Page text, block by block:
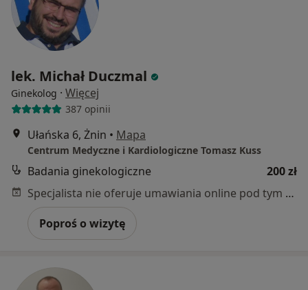
lek. Michał Duczmal
Ginekolog · Więcej
387 opinii
Ułańska 6, Żnin • Mapa
Centrum Medyczne i Kardiologiczne Tomasz Kuss
Badania ginekologiczne
200 zł
Specjalista nie oferuje umawiania online pod tym adresem.
Poproś o wizytę